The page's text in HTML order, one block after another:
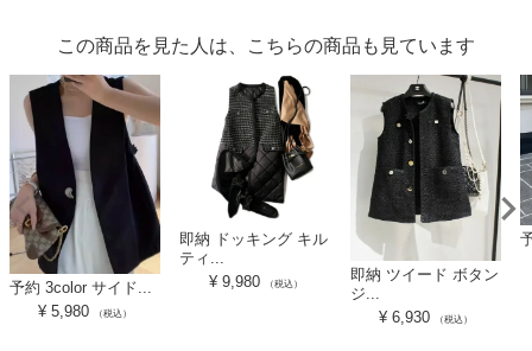
この商品を見た人は、こちらの商品も見ています
予約 3color サイド...
¥ 5,980 （税込）
即納 ドッキング キル
ティ...
¥ 9,980 （税込）
即納 ツイード ボタン
ジ...
¥ 6,930 （税込）